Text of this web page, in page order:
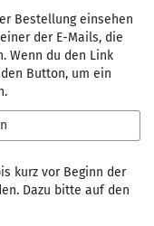
Bestellung einsehen
der E-Mails, die
Wenn du den Link
Button, um ein
kurz vor Beginn der
Dazu bitte auf den